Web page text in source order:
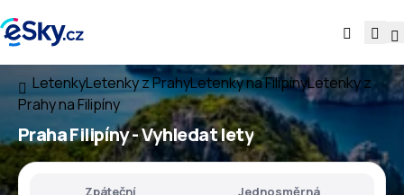
LetenkyLetenky z PrahyLetenky na FilipínyLetenky z
Prahy na Filipíny
Praha Filipíny- Vyhledat lety
Zpáteční Jednosměrná